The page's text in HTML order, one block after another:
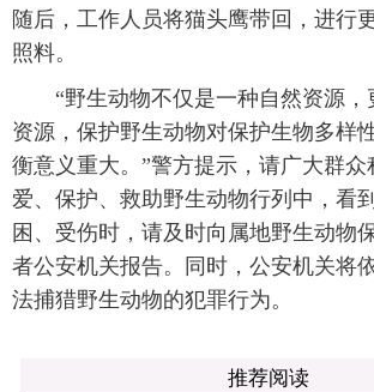
随后，工作人员将猫头鹰带回，进行
照料。
“野生动物不仅是一种自然资源，
资源，保护野生动物对保护生物多样
衡意义重大。”警方提示，请广大群众
爱、保护、救助野生动物行列中，看
困、受伤时，请及时向属地野生动物
者公安机关报告。同时，公安机关将
法捕猎野生动物的犯罪行为。
推荐阅读